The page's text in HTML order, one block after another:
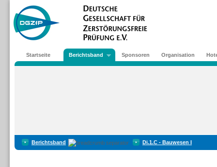
Startseite Berichtsband Sponsoren Organisation
Berichtsband Di.1.C - Bauwesen I